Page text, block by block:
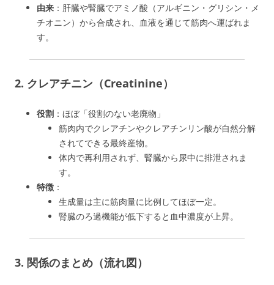
由来 ：肝臓や腎臓でアミノ酸（アルギニン・グリシン・メ
チオニン）から合成され、血液を通じて筋肉へ運ばれま
す。
2. クレアチニン（Creatinine）
役割 ：ほぼ「役割のない老廃物」
筋肉内でクレアチンやクレアチンリン酸が自然分解
されてできる最終産物。
体内で再利用されず、腎臓から尿中に排泄されま
す。
特徴 ：
生成量は主に筋肉量に比例してほぼ一定。
腎臓のろ過機能が低下すると血中濃度が上昇。
3. 関係のまとめ（流れ図）